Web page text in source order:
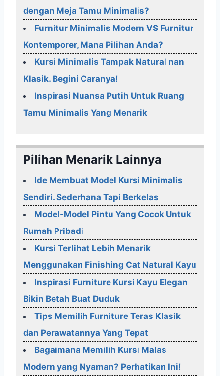
dengan Meja Tamu Minimalis?
Furnitur Minimalis Modern VS Furnitur
Kontemporer, Mana Pilihan Anda?
Kursi Minimalis Tampak Natural nan
Klasik. Begini Caranya!
Inspirasi Nuansa Putih Untuk Ruang
Tamu Minimalis Yang Menarik
Pilihan Menarik Lainnya
Ide Membuat Model Kursi Minimalis
Sendiri. Sederhana Tapi Berkelas
Model-Model Pintu Yang Cocok Untuk
Rumah Pribadi
Kursi Terlihat Lebih Menarik
Menggunakan Finishing Cat Natural Kayu
Inspirasi Furniture Kursi Kayu Elegan
Bikin Betah Buat Duduk
Tips Memilih Furniture Teras Klasik
dan Perawatannya Yang Tepat
Bagaimana Memilih Kursi Malas
Modern yang Nyaman? Perhatikan Ini!